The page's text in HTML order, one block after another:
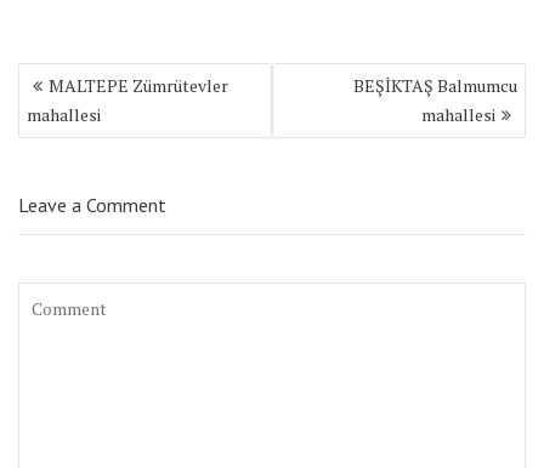
Yazı
dolaşımı
MALTEPE Zümrütevler
mahallesi
BEŞİKTAŞ Balmumcu
mahallesi
Leave a Comment